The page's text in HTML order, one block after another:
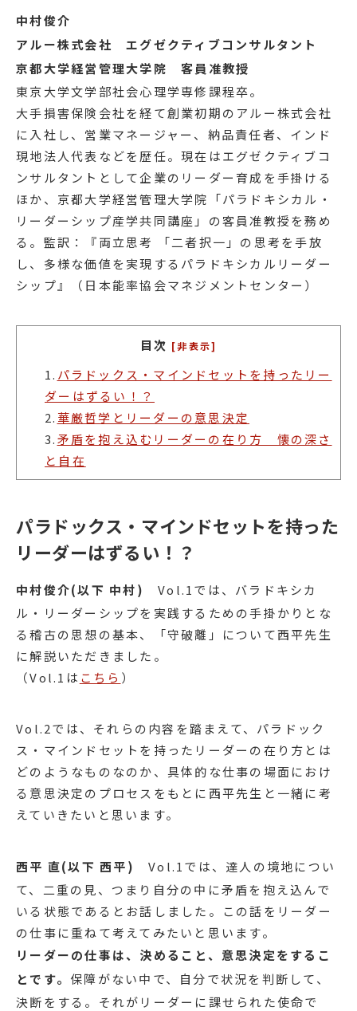
中村俊介
アルー株式会社 エグゼクティブコンサルタント
京都大学経営管理大学院 客員准教授
東京大学文学部社会心理学専修課程卒。
大手損害保険会社を経て創業初期のアルー株式会社
に入社し、営業マネージャー、納品責任者、インド
現地法人代表などを歴任。現在はエグゼクティブコ
ンサルタントとして企業のリーダー育成を手掛ける
ほか、京都大学経営管理大学院「パラドキシカル・
リーダーシップ産学共同講座」の客員准教授を務め
る。監訳：『両立思考 「二者択一」の思考を手放
し、多様な価値を実現するパラドキシカルリーダー
シップ』（日本能率協会マネジメントセンター）
目次 [非表示]
1. パラドックス・マインドセットを持ったリー
ダーはずるい！？
2. 華厳哲学とリーダーの意思決定
3.矛盾を抱え込むリーダーの在り方 懐の深さ
と自在
パラドックス・マインドセットを持った
リーダーはずるい！？
中村俊介(以下 中村) Vol.1では、バラドキシカ
ル・リーダーシップを実践するための手掛かりとな
る稽古の思想の基本、「守破離」について西平先生
に解説いただきました。
（Vol.1は こちら ）
Vol.2では、それらの内容を踏まえて、パラドック
ス・マインドセットを持ったリーダーの在り方とは
どのようなものなのか、具体的な仕事の場面におけ
る意思決定のプロセスをもとに西平先生と一緒に考
えていきたいと思います。
西平 直(以下 西平)
Vol.1では、達人の境地につい
て、二重の見、つまり自分の中に矛盾を抱え込んで
いる状態であるとお話しました。この話をリーダー
の仕事に重ねて考えてみたいと思います。
リーダーの仕事は、決めること、意思決定をするこ
とです。 保障がない中で、自分で状況を判断して、
決断をする。それがリーダーに課せられた使命で